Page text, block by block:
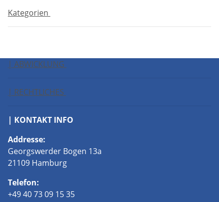
Kategorien
| ABWICKLUNG
| RECHTLICHES
| KONTAKT INFO
Addresse:
Georgswerder Bogen 13a
21109 Hamburg
Telefon:
+49 40 73 09 15 35